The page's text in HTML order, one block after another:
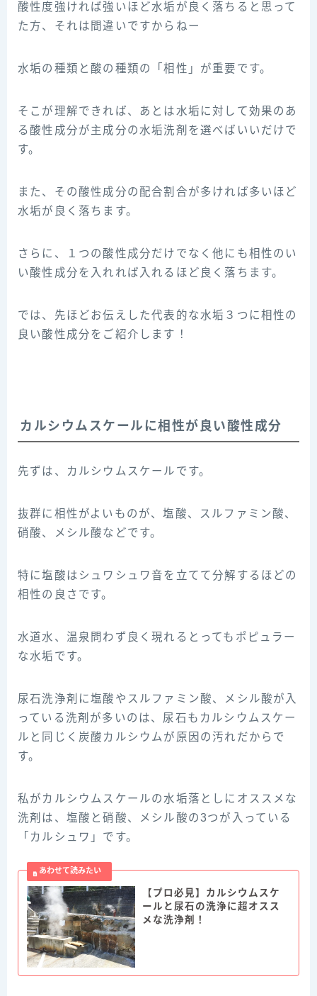
酸性度強ければ強いほど水垢が良く落ちると思って
た方、それは間違いですからねー
水垢の種類と酸の種類の「相性」が重要です。
そこが理解できれば、あとは水垢に対して効果のあ
る酸性成分が主成分の水垢洗剤を選べばいいだけで
す。
また、その酸性成分の配合割合が多ければ多いほど
水垢が良く落ちます。
さらに、１つの酸性成分だけでなく他にも相性のい
い酸性成分を入れれば入れるほど良く落ちます。
では、先ほどお伝えした代表的な水垢３つに相性の
良い酸性成分をご紹介します！
カルシウムスケールに相性が良い酸性成分
先ずは、カルシウムスケールです。
抜群に相性がよいものが、塩酸、スルファミン酸、
硝酸、メシル酸などです。
特に塩酸はシュワシュワ音を立てて分解するほどの
相性の良さです。
水道水、温泉問わず良く現れるとってもポピュラー
な水垢です。
尿石洗浄剤に塩酸やスルファミン酸、メシル酸が入
っている洗剤が多いのは、尿石もカルシウムスケー
ルと同じく炭酸カルシウムが原因の汚れだからで
す。
私がカルシウムスケールの水垢落としにオススメな
洗剤は、塩酸と硝酸、メシル酸の3つが入っている
「カルシュワ」です。
【プロ必見】カルシウムスケ
ールと尿石の洗浄に超オスス
メな洗浄剤！